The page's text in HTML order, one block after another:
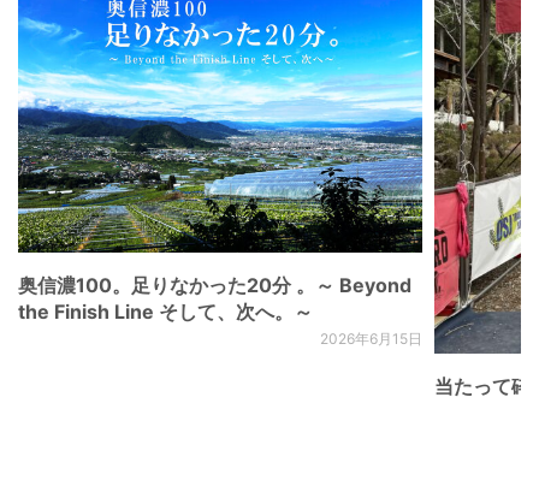
奥信濃100。足りなかった20分 。～ Beyond
the Finish Line そして、次へ。～
2026年6月15日
当たって砕